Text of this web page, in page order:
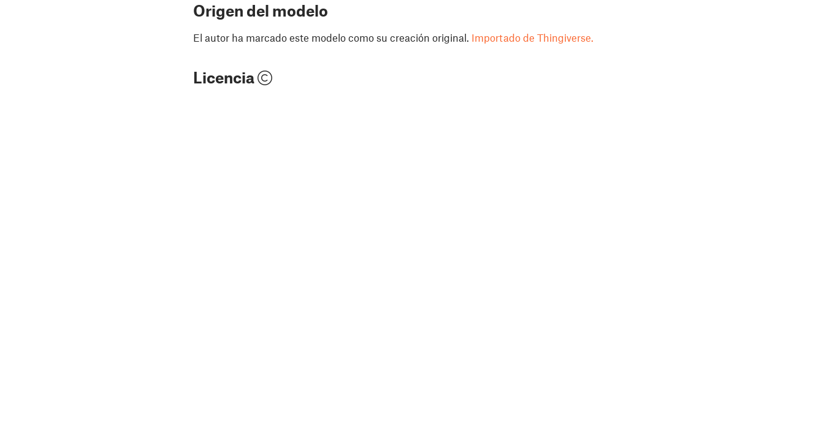
Origen del modelo
El autor ha marcado este modelo como su creación original. Importado de Thingiverse.
Licencia